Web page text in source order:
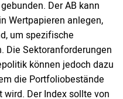
Der AB kann
Wertpapieren anlegen,
um spezifische
Die Sektoranforderungen
können jedoch dazu
die Portfoliobestände
Der Index sollte von